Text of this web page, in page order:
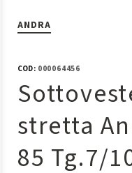
ANDRA
COD:000064456
stretta
85 Tg.7/